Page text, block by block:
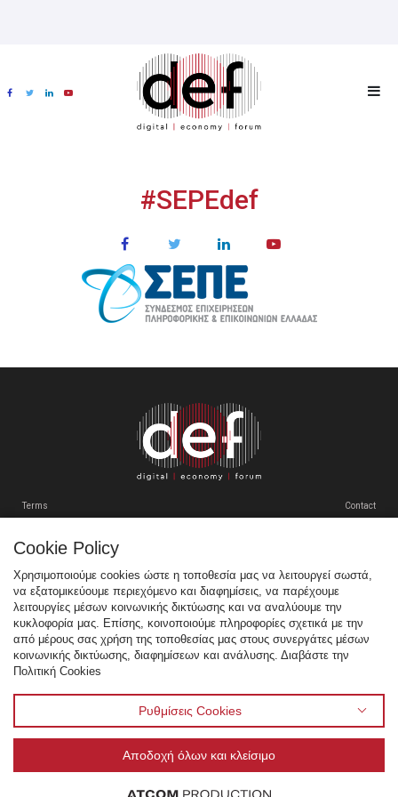
VENUE
ΠΡΟΗΓΟΥΜΕΝΑ ΣΥΝΕΔΡΙΑ
#SEPEdef
Tweets by SEPEgr
Terms Contact
Sitemap
Χορηγοί
Multimedia
Venue
Προηγούμενα Συνέδρια
Cookie Policy
Χρησιμοποιούμε cookies ώστε η τοποθεσία μας να λειτουργεί σωστά,
να εξατομικεύουμε περιεχόμενο και διαφημίσεις, να παρέχουμε
λειτουργίες μέσων κοινωνικής δικτύωσης και να αναλύουμε την
κυκλοφορία μας. Επίσης, κοινοποιούμε πληροφορίες σχετικά με την
από μέρους σας χρήση της τοποθεσίας μας στους συνεργάτες μέσων
κοινωνικής δικτύωσης, διαφημίσεων και ανάλυσης. Διαβάστε την
Πολιτική Cookies
Ρυθμίσεις Cookies
Αποδοχή όλων και κλείσιμο